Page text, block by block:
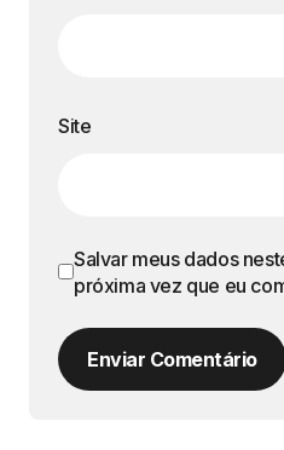
Site
Salvar meus dados
próxima vez que eu
Enviar Comentário